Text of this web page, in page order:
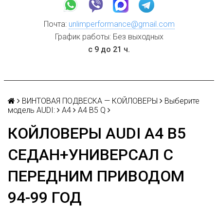
Почта: unlimperformance@gmail.com
График работы: Без выходных
с 9 до 21 ч.
ВИНТОВАЯ ПОДВЕСКА — КОЙЛОВЕРЫ
Выберите
модель AUDI:
A4 A4 B5 Q
КОЙЛОВЕРЫ AUDI A4 B5
СЕДАН+УНИВЕРСАЛ С
ПЕРЕДНИМ ПРИВОДОМ
94-99 ГОД